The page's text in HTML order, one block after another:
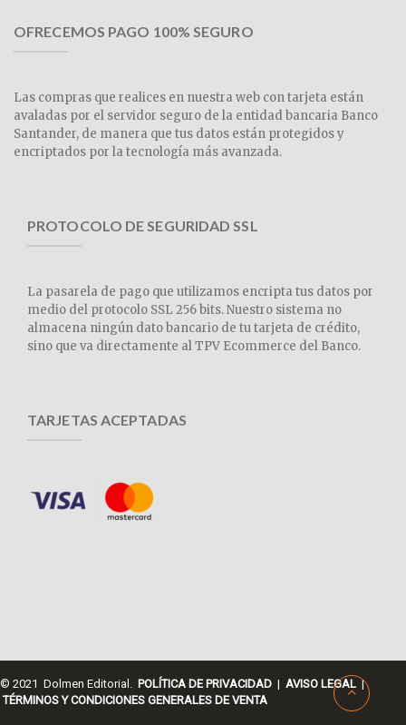
OFRECEMOS PAGO 100% SEGURO
Las compras que realices en nuestra web con tarjeta están
avaladas por el servidor seguro de la entidad bancaria Banco
Santander, de manera que tus datos están protegidos y
encriptados por la tecnología más avanzada.
PROTOCOLO DE SEGURIDAD SSL
La pasarela de pago que utilizamos encripta tus datos por
medio del protocolo SSL 256 bits. Nuestro sistema no
almacena ningún dato bancario de tu tarjeta de crédito,
sino que va directamente al TPV Ecommerce del Banco.
TARJETAS ACEPTADAS
© 2021 Dolmen Editorial. POLÍTICA DE PRIVACIDAD | AVISO LEGAL |
TÉRMINOS Y CONDICIONES GENERALES DE VENTA